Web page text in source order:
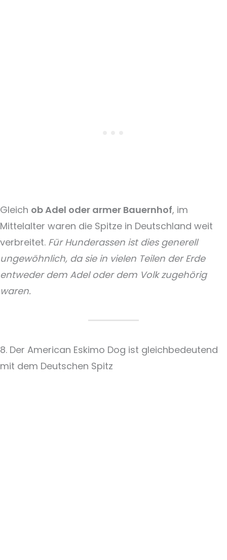
Gleich ob Adel oder armer Bauernhof, im
Mittelalter waren die Spitze in Deutschland weit
verbreitet. Für Hunderassen ist dies generell
ungewöhnlich, da sie in vielen Teilen der Erde
entweder dem Adel oder dem Volk zugehörig
waren.
8. Der American Eskimo Dog ist gleichbedeutend
mit dem Deutschen Spitz